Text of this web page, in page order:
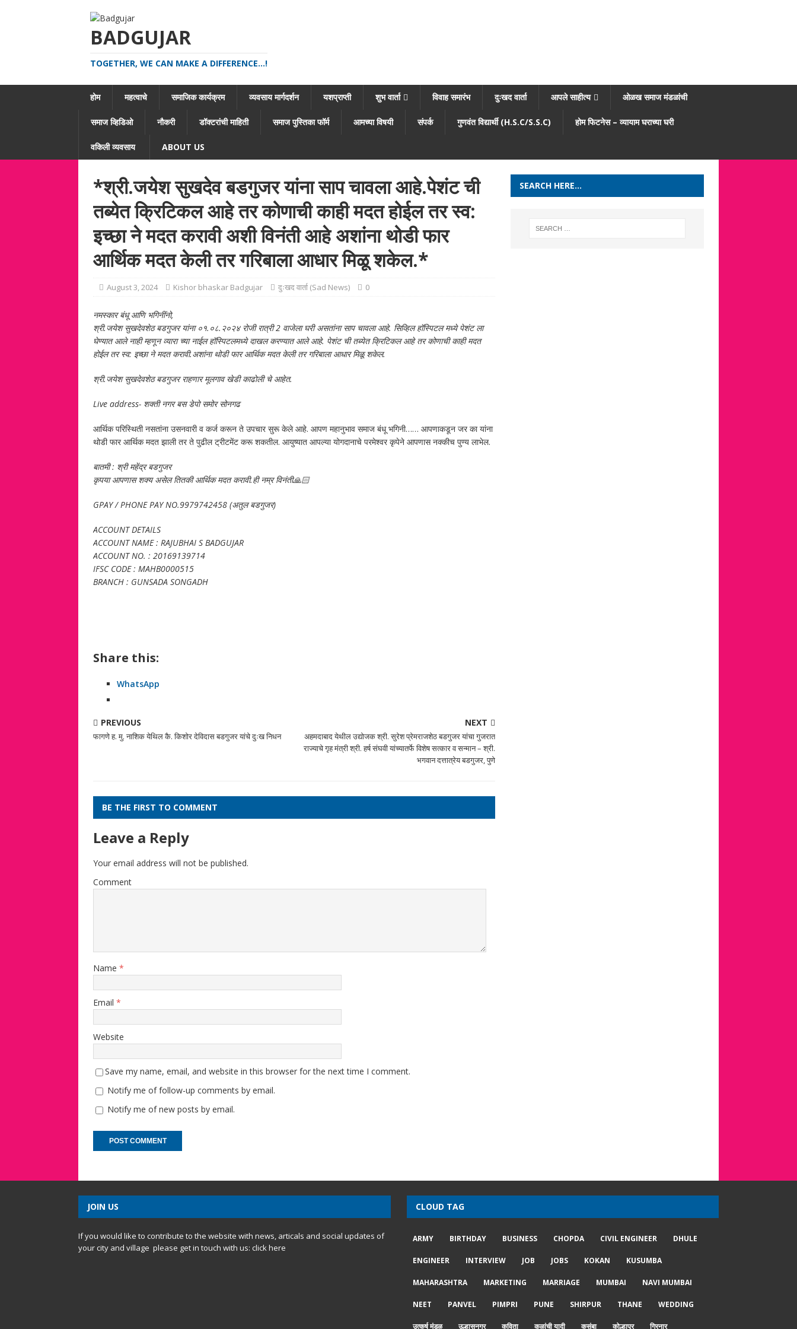
BADGUJAR
TOGETHER, WE CAN MAKE A DIFFERENCE...!
होम महत्वाचे समाजिक कार्यक्रम व्यवसाय मार्गदर्शन यशप्राप्ती शुभ वार्ता विवाह समारंभ दुःखद वार्ता आपले साहीत्य ओळख समाज मंडळांची
समाज व्हिडिओ नौकरी डॉक्टरांची माहिती समाज पुस्तिका फॉर्म आमच्या विषयी संपर्क गुणवंत विद्यार्थी (H.S.C/S.S.C) होम फिटनेस – व्यायाम घराच्या घरी
वकिली व्यवसाय ABOUT US
*श्री.जयेश सुखदेव बडगुजर यांना साप चावला आहे.पेशंट ची
तब्येत क्रिटिकल आहे तर कोणाची काही मदत होईल तर स्व:
इच्छा ने मदत करावी अशी विनंती आहे अशांना थोडी फार
आर्थिक मदत केली तर गरिबाला आधार मिळू शकेल.*
August 3, 2024 Kishor bhaskar Badgujar दुःखद वार्ता (Sad News) 0
नमस्कार बंधू आणि भगिनींनो,
श्री.जयेश सुखदेवशेठ बडगुजर यांना ०१.०८.२०२४ रोजी रात्री 2 वाजेला घरी असतांना साप चावला आहे. सिव्हिल हॉस्पिटल मध्ये पेशंट ला
घेण्यात आले नाही म्हणून व्यारा च्या नाईल हॉस्पिटलमध्ये दाखल करण्यात आले आहे. पेशंट ची तब्येत क्रिटिकल आहे तर कोणाची काही मदत
होईल तर स्व: इच्छा ने मदत करावी.अशांना थोडी फार आर्थिक मदत केली तर गरिबाला आधार मिळू शकेल.
श्री.जयेश सुखदेवशेठ बडगुजर राहणार मूलगाव खेडी काढोली चे आहेत.
Live address- शक्ती नगर बस डेपो समोर सोनगढ
आर्थिक परिस्थिती नसतांना उसनवारी व कर्ज करून ते उपचार सुरू केले आहे. आपण महानुभाव समाज बंधू भगिनी…… आपणाकडून जर का यांना
थोडी फार आर्थिक मदत झाली तर ते पुढील ट्रीटमेंट करू शकतील. आयुष्यात आपल्या योगदानाचे परमेश्वर कृपेने आपणास नक्कीच पुण्य लाभेल.
बातमी : श्री महेंद्र बडगुजर
कृपया आपणास शक्य असेल तितकी आर्थिक मदत करावी.ही नम्र विनंती🙏🏻
GPAY / PHONE PAY NO.9979742458 (अतुल बडगुजर)
ACCOUNT DETAILS
ACCOUNT NAME : RAJUBHAI S BADGUJAR
ACCOUNT NO. : 20169139714
IFSC CODE : MAHB0000515
BRANCH : GUNSADA SONGADH
Share this:
WhatsApp
PREVIOUS
फागणे ह. मु. नाशिक येथिल कै. किशोर देविदास बडगुजर यांचे दुःख निधन
NEXT
अहमदाबाद येथील उद्योजक श्री. सुरेश प्रेमराजशेठ बडगुजर यांचा गुजरात
राज्याचे गृह मंत्री श्री. हर्ष संघवी यांच्यातर्फे विशेष सत्कार व सन्मान – श्री.
भगवान दत्तात्रेय बडगुजर, पुणे
BE THE FIRST TO COMMENT
Leave a Reply
Your email address will not be published.
Comment
Name *
Email *
Website
Save my name, email, and website in this browser for the next time I comment.
Notify me of follow-up comments by email.
Notify me of new posts by email.
SEARCH HERE…
JOIN US
If you would like to contribute to the website with news, articals and social updates of
your city and village please get in touch with us: click here
CLOUD TAG
ARMY BIRTHDAY BUSINESS CHOPDA CIVIL ENGINEER DHULE
ENGINEER INTERVIEW JOB JOBS KOKAN KUSUMBA
MAHARASHTRA MARKETING MARRIAGE MUMBAI NAVI MUMBAI
NEET PANVEL PIMPRI PUNE SHIRPUR THANE WEDDING
उत्कर्ष मंडळ उल्हासनगर कविता कुळांची यादी कुसुंबा कोल्हापूर गिरनार